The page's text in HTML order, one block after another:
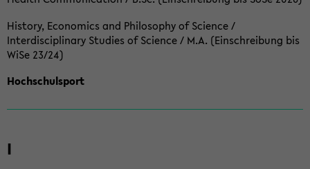
History, Economics and Philosophy of Science /
Interdisciplinary Studies of Science / M.A. (Einschreibung bis
WiSe 23/24)
Hochschulsport
I